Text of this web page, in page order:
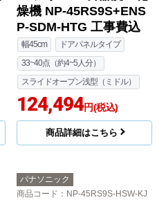
R9シリーズ 食器洗い乾
燥機 NP-45RS9S+ENS
P-SDM-HTG 工事費込
33~40点（約4~5人分）
スライドオープン浅型（ミドル）